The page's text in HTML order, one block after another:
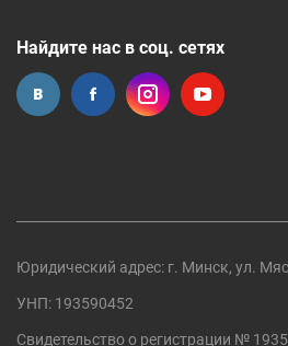
Найдите нас в соц. сетях
Юридический адрес: г. Минск, ул.
УНП: 193590452
Свидетельство о регистрации №